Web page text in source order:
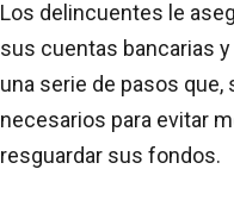
Los delincuentes le
sus cuentas bancarias
una serie de pasos que,
necesarios para evitar
resguardar sus fondos.